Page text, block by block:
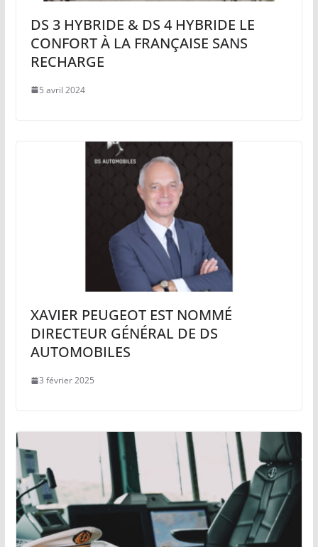
DS 3 HYBRIDE & DS 4 HYBRIDE LE
CONFORT À LA FRANÇAISE SANS
RECHARGE
5 avril 2024
XAVIER PEUGEOT EST NOMMÉ
DIRECTEUR GÉNÉRAL DE DS
AUTOMOBILES
3 février 2025